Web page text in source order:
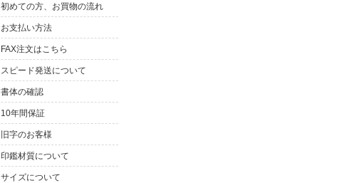
初めての方、お買物の流れ
お支払い方法
FAX注文はこちら
スピード発送について
書体の確認
10年間保証
旧字のお客様
印鑑材質について
サイズについて